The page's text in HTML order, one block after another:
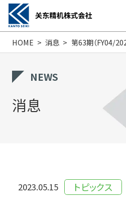
主页
HOME 消息 第63期（FY04/
NEWS
消息
2023.05.15 トピックス